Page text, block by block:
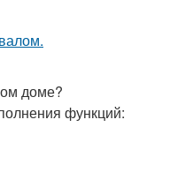
доме?
функций: